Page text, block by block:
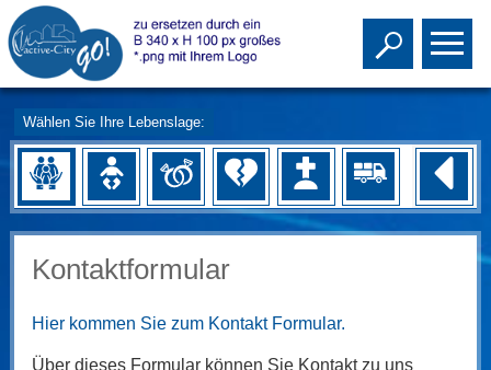
Toggle
Wählen Sie Ihre Lebenslage:
Kontaktformular
Hier kommen Sie zum Kontakt Formular.
Über dieses Formular können Sie Kontakt zu uns